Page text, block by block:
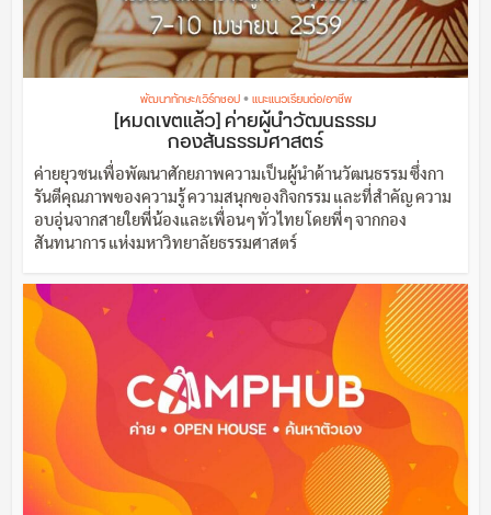
พัฒนาทักษะ/เวิร์กชอป•แนะแนวเรียนต่อ/อาชีพ
[หมดเขตแล้ว] ค่ายผู้นำวัฒนธรรม
กองสันธรรมศาสตร์
ค่ายยุวชนเพื่อพัฒนาศักยภาพความเป็นผู้นำด้านวัฒนธรรม ซึ่งกา
รันตีคุณภาพของความรู้ ความสนุกของกิจกรรม และที่สำคัญ ความ
อบอุ่นจากสายใยพี่น้องและเพื่อนๆ ทั่วไทย โดยพี่ๆ จากกอง
สันทนาการ แห่งมหาวิทยาลัยธรรมศาสตร์